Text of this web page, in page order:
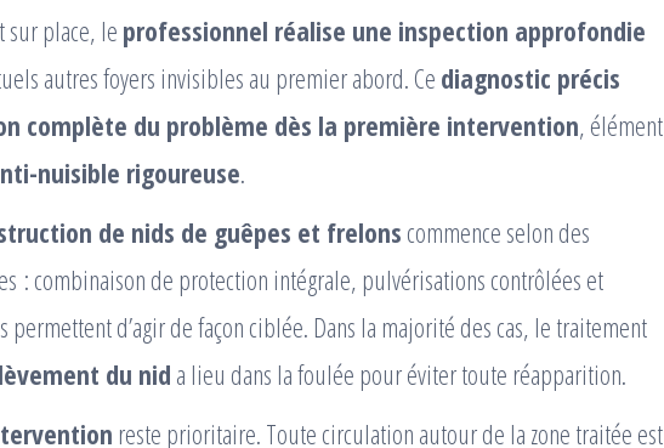
sur place, le professionnel réalise une inspection approfondie
autres foyers invisibles au premier abord. Ce diagnostic précis
complète du problème dès la première intervention, élément
nuisible rigoureuse.
de nids de guêpes et frelons commence selon des
: combinaison de protection intégrale, pulvérisations contrôlées et
d’agir de façon ciblée. Dans la majorité des cas, le traitement
du nida lieu dans la foulée pour éviter toute réapparition.
reste prioritaire. Toute circulation autour de la zone traitée est